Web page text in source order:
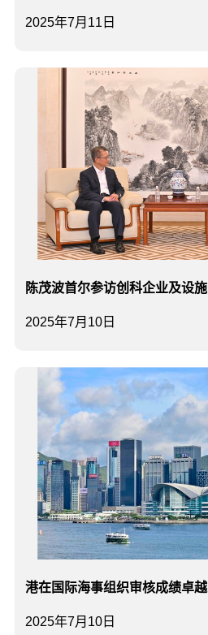
2025年7月11日
2025年7月10日
陈茂波首尔参访创科企业及设施
2025年7月10日
港在国际海事组织审核成绩卓越